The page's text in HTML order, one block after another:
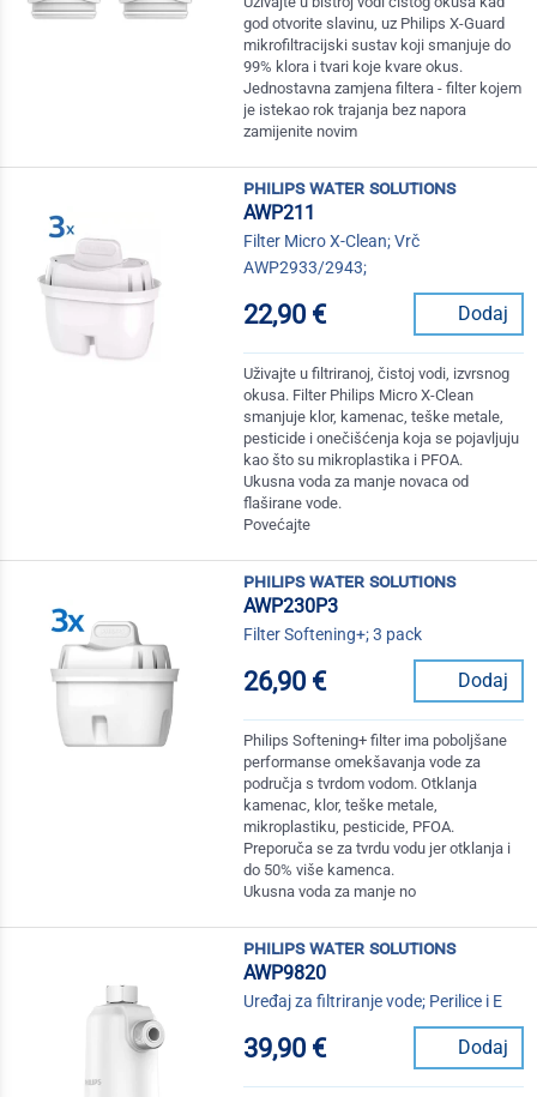
god otvorite slavinu, uz Philips X-Guard
mikrofiltracijski sustav koji smanjuje do
99% klora i tvari koje kvare okus.
Jednostavna zamjena filtera - filter kojem
je istekao rok trajanja bez napora
zamijenite novim
philips water solutions
AWP211
Filter Micro X-Clean; Vrč
AWP2933/2943;
22,90 € Dodaj
Uživajte u filtriranoj, čistoj vodi, izvrsnog
okusa. Filter Philips Micro X-Clean
smanjuje klor, kamenac, teške metale,
pesticide i onečišćenja koja se pojavljuju
kao što su mikroplastika i PFOA.
Ukusna voda za manje novaca od
flaširane vode.
Povećajte
philips water solutions
AWP230P3
Filter Softening+; 3 pack
26,90 € Dodaj
Philips Softening+ filter ima poboljšane
performanse omekšavanja vode za
područja s tvrdom vodom. Otklanja
kamenac, klor, teške metale,
mikroplastiku, pesticide, PFOA.
Preporuča se za tvrdu vodu jer otklanja i
do 50% više kamenca.
Ukusna voda za manje no
philips water solutions
AWP9820
Uređaj za filtriranje vode; Perilice i E
39,90 € Dodaj